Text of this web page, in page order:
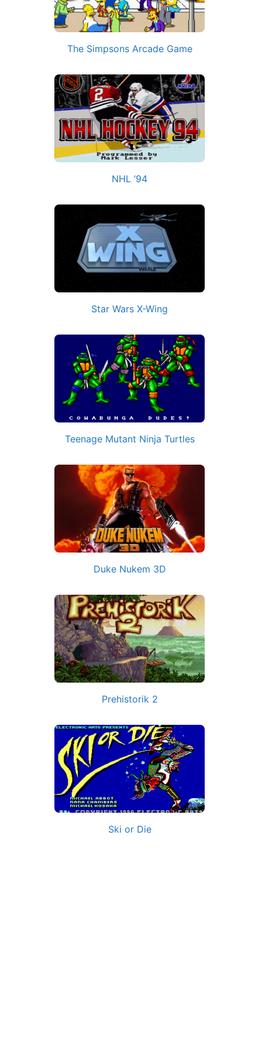
The Simpsons Arcade Game
NHL ’94
Star Wars X-Wing
Teenage Mutant Ninja Turtles
Duke Nukem 3D
Prehistorik 2
Ski or Die